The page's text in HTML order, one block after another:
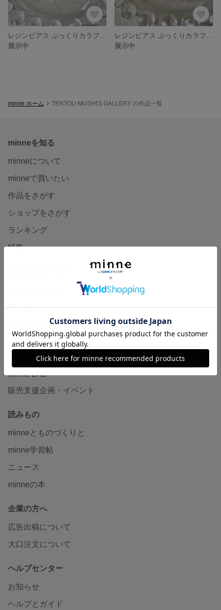
展示中
展示中
minne ホーム TENTOU-MUSHI'S GALLERY の作品一覧
minneを知る
minneについて
minneで買いたい
作品をさがす
ショップをさがす
ランキング
特集
食品販売
ヴィンテージ販売
ダウンロード販売
minne PLUS
minne LAB
販売支援企画・イベント
読みもの
minneとものづくりと
minne学習帖
ニュース
minneの本
企業の方へ
広告出稿について
大口注文について
ヘルプセンター
お知らせ
ヘルプとガイド